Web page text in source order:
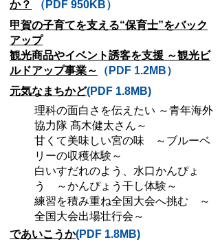
か？
（PDF 950KB）
甲賀の子育てを支える“保育士”をバック
アップ
観光商品やイベント誘客を支援 ～観光ビ
ルドアップ事業～
（PDF 1.2MB）
元気なまちかど(PDF 1.8MB)
理科の面白さを伝えたい ～青年海外
協力隊 髙木健太さん～
甘くて美味しい宮の味 ～ブルーベ
リーの収穫体験～
白いすだれのよう、水口かんぴょ
う ～かんぴょう干し体験～
練習を積み重ね全国大会へ挑む ～
全国大会出場壮行会～
であいこうか(PDF 1.8MB)